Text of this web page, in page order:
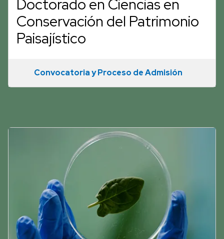
Doctorado en Ciencias en
Conservación del Patrimonio
Paisajístico
Convocatoria y Proceso de Admisión